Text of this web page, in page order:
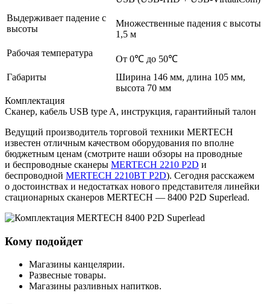
Выдерживает падение с
высоты
Множественные падения с высоты
1,5 м
Рабочая температура
От 0℃ до 50℃
Габариты
Ширина 146 мм, длина 105 мм,
высота 70 мм
Комплектация
Сканер, кабель USB type A, инструкция, гарантийный талон
Ведущий производитель торговой техники MERTECH
известен отличным качеством оборудования по вполне
бюджетным ценам (смотрите наши обзоры на проводные
и беспроводные сканеры MERTECH 2210 P2D и
беспроводной MERTECH 2210BT P2D). Сегодня расскажем
о достоинствах и недостатках нового представителя линейки
стационарных сканеров MERTECH — 8400 P2D Superlead.
Кому подойдет
Магазины канцелярии.
Развесные товары.
Магазины разливных напитков.